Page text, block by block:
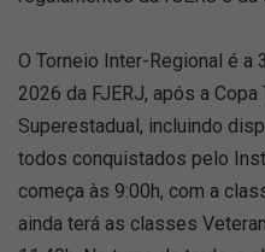
O Torneio Inter-Regional é a
2026 da FJERJ, após a
Superestadual, incluindo
todos conquistados pelo
começa às 9:00h, com a
ainda terá as classes